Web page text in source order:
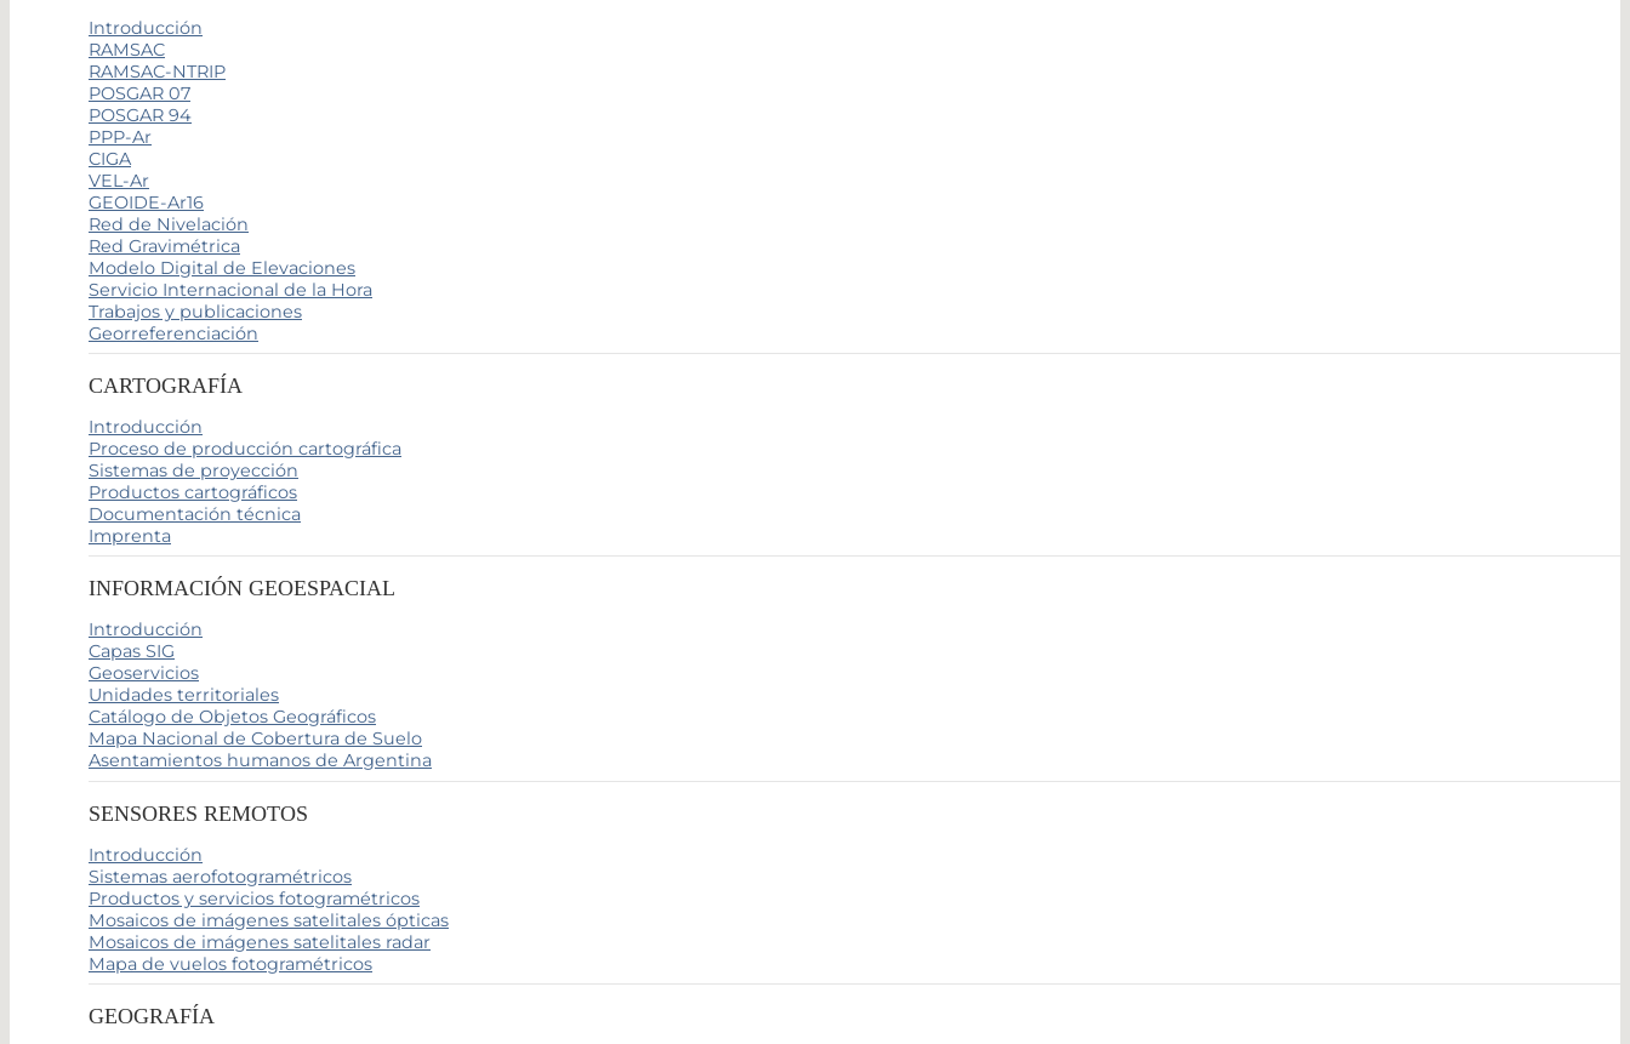
Introducción
RAMSAC
RAMSAC-NTRIP
POSGAR 07
POSGAR 94
PPP-Ar
CIGA
VEL-Ar
GEOIDE-Ar16
Red de Nivelación
Red Gravimétrica
Modelo Digital de Elevaciones
Servicio Internacional de la Hora
Trabajos y publicaciones
Georreferenciación
CARTOGRAFÍA
Introducción
Proceso de producción cartográfica
Sistemas de proyección
Productos cartográficos
Documentación técnica
Imprenta
INFORMACIÓN GEOESPACIAL
Introducción
Capas SIG
Geoservicios
Unidades territoriales
Catálogo de Objetos Geográficos
Mapa Nacional de Cobertura de Suelo
Asentamientos humanos de Argentina
SENSORES REMOTOS
Introducción
Sistemas aerofotogramétricos
Productos y servicios fotogramétricos
Mosaicos de imágenes satelitales ópticas
Mosaicos de imágenes satelitales radar
Mapa de vuelos fotogramétricos
GEOGRAFÍA